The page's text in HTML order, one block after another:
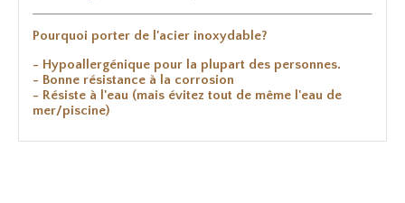
Pourquoi porter de l'acier inoxydable?
- Hypoallergénique pour la plupart des personnes.
- Bonne résistance à la corrosion
- Résiste à l'eau (mais évitez tout de même l'eau de
mer/piscine)